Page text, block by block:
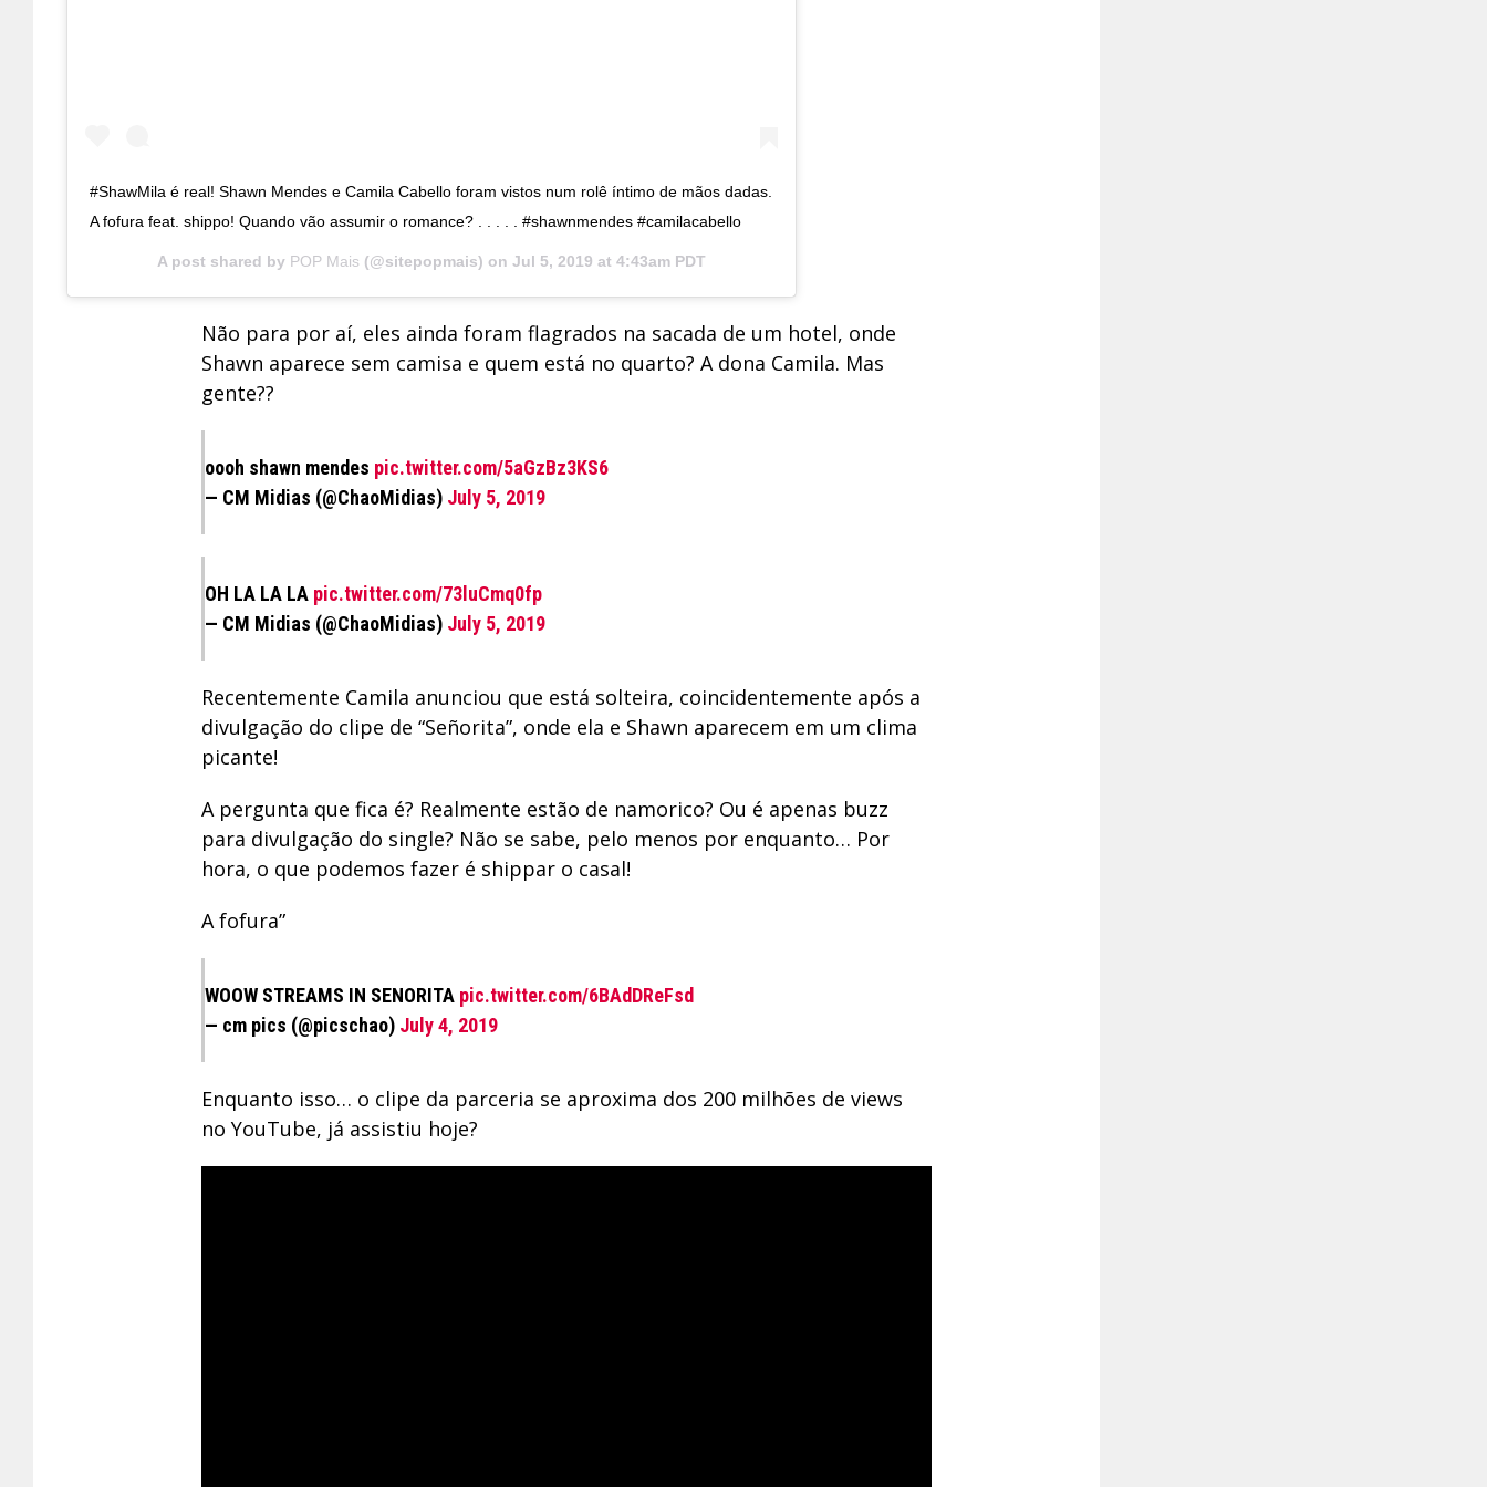
#ShawMila é real! Shawn Mendes e Camila Cabello foram vistos num rolê íntimo de mãos dadas.
A fofura feat. shippo! Quando vão assumir o romance? . . . . . #shawnmendes #camilacabello
A post shared by POP Mais (@sitepopmais) on Jul 5, 2019 at 4:43am PDT
Não para por aí, eles ainda foram flagrados na sacada de um hotel, onde
Shawn aparece sem camisa e quem está no quarto? A dona Camila. Mas
gente??
oooh shawn mendes pic.twitter.com/5aGzBz3KS6
— CM Midias (@ChaoMidias) July 5, 2019
OH LA LA LA pic.twitter.com/73luCmq0fp
— CM Midias (@ChaoMidias) July 5, 2019
Recentemente Camila anunciou que está solteira, coincidentemente após a
divulgação do clipe de “Señorita”, onde ela e Shawn aparecem em um clima
picante!
A pergunta que fica é? Realmente estão de namorico? Ou é apenas buzz
para divulgação do single? Não se sabe, pelo menos por enquanto… Por
hora, o que podemos fazer é shippar o casal!
A fofura”
WOOW STREAMS IN SENORITA pic.twitter.com/6BAdDReFsd
— cm pics (@picschao) July 4, 2019
Enquanto isso… o clipe da parceria se aproxima dos 200 milhões de views
no YouTube, já assistiu hoje?